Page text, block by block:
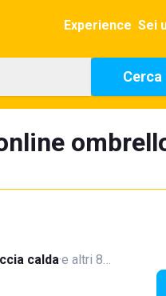
Experience Sei
Cerca
calda·e altri 8…